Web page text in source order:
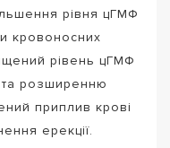
рівня цГМФ
кровоносних
рівень цГМФ
та розширенню
приплив крові
ерекції.